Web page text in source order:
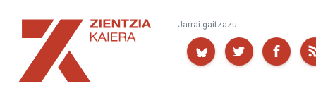
Zientzia
Kaiera
Jarrai gaitzazu: